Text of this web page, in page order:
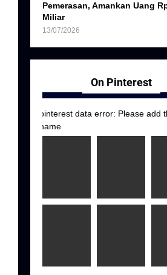
Pemerasan, Amankan Uang
Miliar
13/07/2026
On Pinterest
pinterest data error: Please add
name